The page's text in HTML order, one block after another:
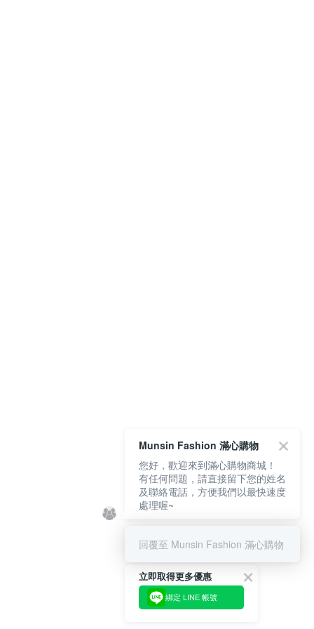
立即取得更多優惠
綁定 LINE 帳號
Munsin Fashion 滿心購物
您好，歡迎來到滿心購物商城！
有任何問題，請直接留下您的姓名
及聯絡電話，方便我們以最快速度
處理喔~
回覆至 Munsin Fashion 滿心購物